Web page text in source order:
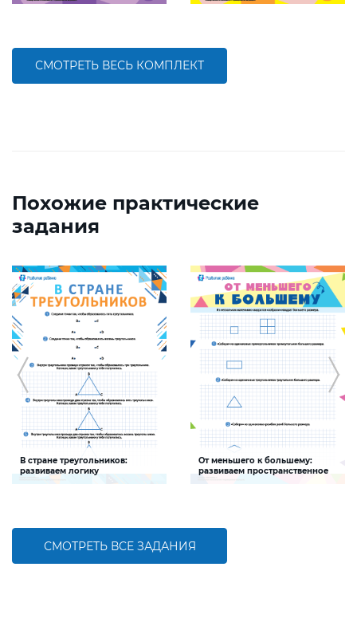
СМОТРЕТЬ ВЕСЬ КОМПЛЕКТ
Похожие практические
задания
В стране треугольников:
развиваем логику
От меньшего к большему:
развиваем пространственное
СМОТРЕТЬ ВСЕ ЗАДАНИЯ